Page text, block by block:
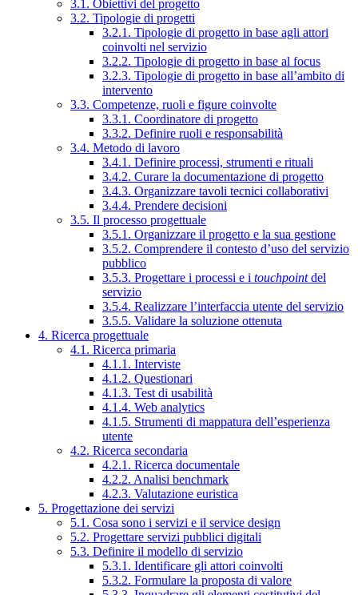
3.1. Obiettivi del progetto
3.2. Tipologie di progetti
3.2.1. Tipologie di progetto in base agli attori
coinvolti nel servizio
3.2.2. Tipologie di progetto in base al focus
3.2.3. Tipologie di progetto in base all’ambito di
intervento
3.3. Competenze, ruoli e figure coinvolte
3.3.1. Coordinatore di progetto
3.3.2. Definire ruoli e responsabilità
3.4. Metodo di lavoro
3.4.1. Definire processi, strumenti e rituali
3.4.2. Curare la documentazione di progetto
3.4.3. Organizzare tavoli tecnici collaborativi
3.4.4. Prendere decisioni
3.5. Il processo progettuale
3.5.1. Organizzare il progetto e la sua gestione
3.5.2. Comprendere il contesto d’uso del servizio
pubblico
3.5.3. Progettare i processi e i touchpointdel
servizio
3.5.4. Realizzare l’interfaccia utente del servizio
3.5.5. Validare la soluzione ottenuta
4. Ricerca progettuale
4.1. Ricerca primaria
4.1.1. Interviste
4.1.2. Questionari
4.1.3. Test di usabilità
4.1.4. Web analytics
4.1.5. Strumenti di mappatura dell’esperienza
utente
4.2. Ricerca secondaria
4.2.1. Ricerca documentale
4.2.2. Analisi benchmark
4.2.3. Valutazione euristica
5. Progettazione dei servizi
5.1. Cosa sono i servizi e il service design
5.2. Progettare servizi pubblici digitali
5.3. Definire il modello di servizio
5.3.1. Identificare gli attori coinvolti
5.3.2. Formulare la proposta di valore